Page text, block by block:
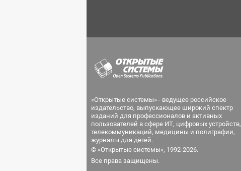
«Открытые системы» - ведущее российское
издательство, выпускающее широкий спектр
изданий для профессионалов и активных
пользователей в сфере ИТ, цифровых устройств,
телекоммуникаций, медицины и полиграфии,
журналы для детей.
© «Открытые системы», 1992-2026.
Все права защищены.